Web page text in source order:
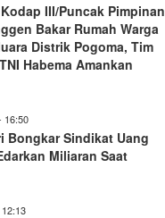
III/Puncak Pimpinan
Bakar Rumah Warga
Distrik Pogoma, Tim
Habema Amankan
16:50
Bongkar Sindikat Uang
Miliaran Saat